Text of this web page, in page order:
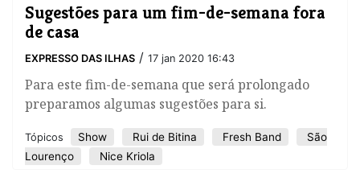
Sugestões para um fim-de-semana fora
de casa
EXPRESSO DAS ILHAS / 17 jan 2020 16:43
Para este fim-de-semana que será prolongado
preparamos algumas sugestões para si.
Tópicos Show Rui de Bitina Fresh Band
São
Lourenço
Nice Kriola